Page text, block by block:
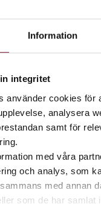
Information
integritet
använder cookies för
analysera
samt för
med våra
och analys, som
med annan
som de har samlat
dag, 31 oktober
27 november
december
26 december
egna